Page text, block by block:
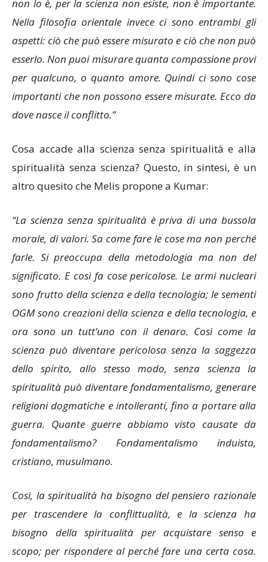
non lo è, per la scienza non esiste, non è importante.
Nella filosofia orientale invece ci sono entrambi gli
aspetti: ciò che può essere misurato e ciò che non può
esserlo. Non puoi misurare quanta compassione provi
per qualcuno, o quanto amore. Quindi ci sono cose
importanti che non possono essere misurate. Ecco da
dove nasce il conflitto.”
Cosa accade alla scienza senza spiritualità e alla
spiritualità senza scienza? Questo, in sintesi, è un
altro quesito che Melis propone a Kumar:
“La scienza senza spiritualità è priva di una bussola
morale, di valori. Sa come fare le cose ma non perché
farle. Si preoccupa della metodologia ma non del
significato. E così fa cose pericolose. Le armi nucleari
sono frutto della scienza e della tecnologia; le sementi
OGM sono creazioni della scienza e della tecnologia, e
ora sono un tutt’uno con il denaro. Così come la
scienza può diventare pericolosa senza la saggezza
dello spirito, allo stesso modo, senza scienza la
spiritualità può diventare fondamentalismo, generare
religioni dogmatiche e intolleranti, fino a portare alla
guerra. Quante guerre abbiamo visto causate da
fondamentalismo? Fondamentalismo induista,
cristiano, musulmano.
Così, la spiritualità ha bisogno del pensiero razionale
per trascendere la conflittualità, e la scienza ha
bisogno della spiritualità per acquistare senso e
scopo; per rispondere al perché fare una certa cosa.